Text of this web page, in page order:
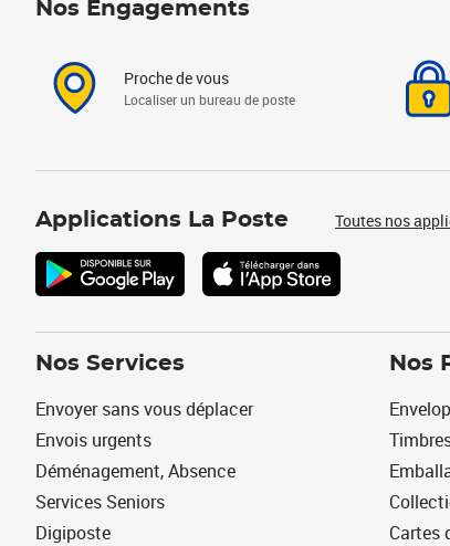
Nos Engagements
Proche de vous
Localiser un bureau de poste
Applications La Poste Toutes nos
Nos Services
Envoyer sans vous déplacer
Envois urgents
Déménagement, Absence
Services Seniors
Digiposte
Nos
Cartes